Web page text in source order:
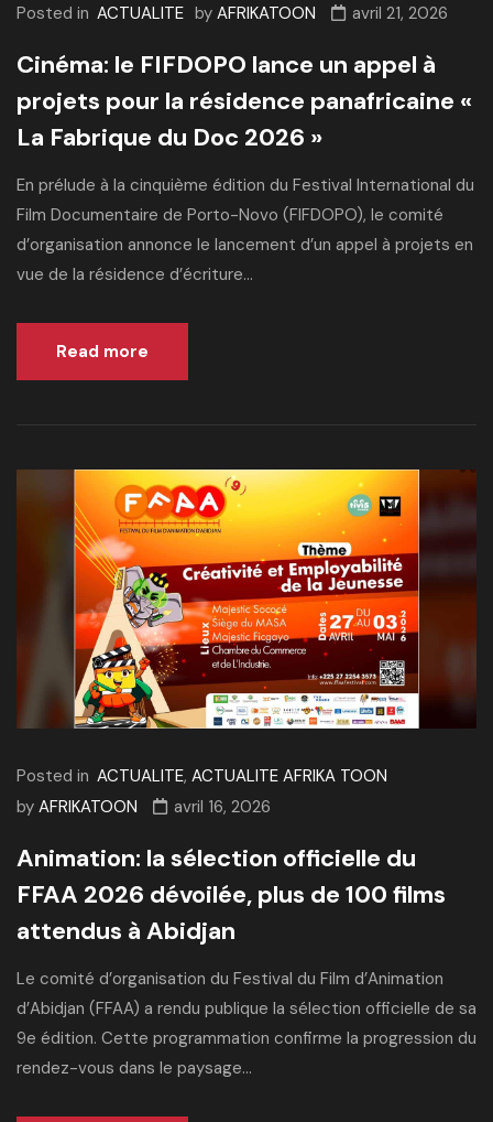
Posted in ACTUALITE by AFRIKATOON avril 21, 2026
Cinéma: le FIFDOPO lance un appel à
projets pour la résidence panafricaine «
La Fabrique du Doc 2026 »
En prélude à la cinquième édition du Festival International du
Film Documentaire de Porto-Novo (FIFDOPO), le comité
d’organisation annonce le lancement d’un appel à projets en
vue de la résidence d’écriture...
Read more
Posted in ACTUALITE, ACTUALITE AFRIKA TOON
by AFRIKATOON avril 16, 2026
Animation: la sélection officielle du
FFAA 2026 dévoilée, plus de 100 films
attendus à Abidjan
Le comité d’organisation du Festival du Film d’Animation
d’Abidjan (FFAA) a rendu publique la sélection officielle de sa
9e édition. Cette programmation confirme la progression du
rendez-vous dans le paysage...